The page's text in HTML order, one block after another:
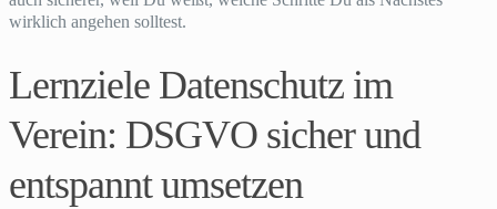
wirklich angehen solltest.
Lernziele Datenschutz im
Verein: DSGVO sicher und
entspannt umsetzen